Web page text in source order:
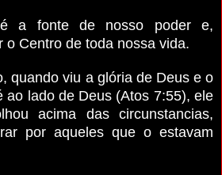
a fonte de nosso poder e,
o Centro de toda nossa vida.
quando viu a glória de Deus e o
ao lado de Deus (Atos 7:55), ele
acima das circunstancias,
por aqueles que o estavam